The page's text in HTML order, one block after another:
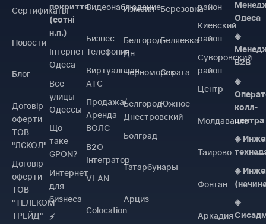
Сертификаты
Новости
Блог
Договiр
оферти
ТОВ
"ЛЄКОЛ"
Договiр
оферти
ТОВ
"ТЕЛЕКОМ
ТРЕЙД"
покриття
(сотні
н.п.)
Інтернет
Одеса
Все
улицы
Одессы
Що
таке
GPON?
Интернет
для
бизнеса
⚡
Видеонаблюдение
Бизнес
Телефония
Виртуальная
АТС
Продажа/
Аренда
ВОЛС
B2O
Інтегратор
VLAN
Colocation
Измаил
Белгород-
Дн.
Черноморск
Белгород-
Днестровский
Болград
Татарбунары
Арциз
Березовка
Беляевка
Сарата
Южное
район
Киевский
район
Суворовский
район
Центр
Молдаванка
Таирово
Фонтан
Аркадия
Одеса
◈
B2B
◈
колл-
центра
◈
◈
◈